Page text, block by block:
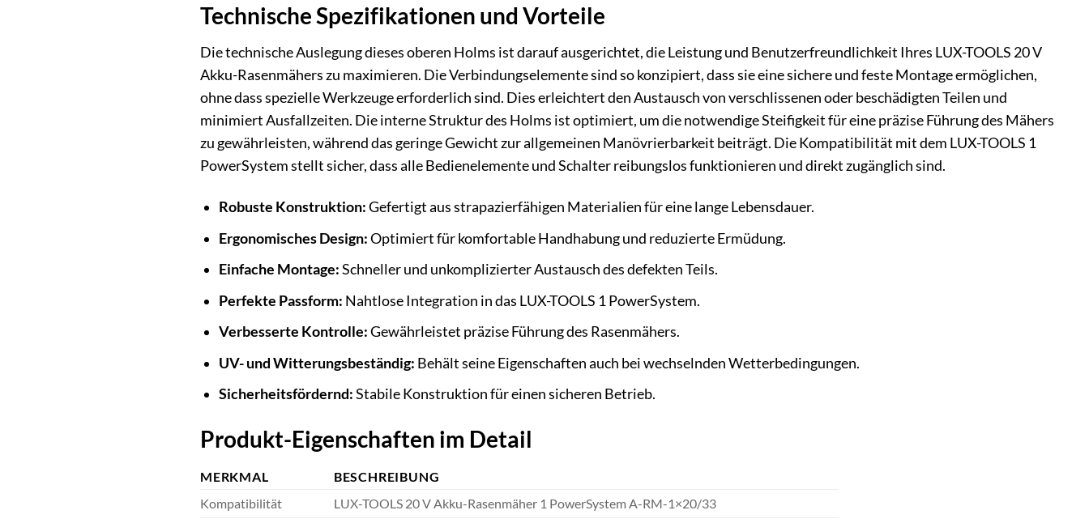
Technische Spezifikationen und Vorteile
Die technische Auslegung dieses oberen Holms ist darauf ausgerichtet, die Leistung und Benutzerfreundlichkeit Ihres LUX-TOOLS 20 V
Akku-Rasenmähers zu maximieren. Die Verbindungselemente sind so konzipiert, dass sie eine sichere und feste Montage ermöglichen,
ohne dass spezielle Werkzeuge erforderlich sind. Dies erleichtert den Austausch von verschlissenen oder beschädigten Teilen und
minimiert Ausfallzeiten. Die interne Struktur des Holms ist optimiert, um die notwendige Steifigkeit für eine präzise Führung des Mähers
zu gewährleisten, während das geringe Gewicht zur allgemeinen Manövrierbarkeit beiträgt. Die Kompatibilität mit dem LUX-TOOLS 1
PowerSystem stellt sicher, dass alle Bedienelemente und Schalter reibungslos funktionieren und direkt zugänglich sind.
Robuste Konstruktion:Gefertigt aus strapazierfähigen Materialien für eine lange Lebensdauer.
Ergonomisches Design:Optimiert für komfortable Handhabung und reduzierte Ermüdung.
Einfache Montage:Schneller und unkomplizierter Austausch des defekten Teils.
Perfekte Passform: Nahtlose Integration in das LUX-TOOLS 1 PowerSystem.
Verbesserte Kontrolle:Gewährleistet präzise Führung des Rasenmähers.
UV- und Witterungsbeständig: Behält seine Eigenschaften auch bei wechselnden Wetterbedingungen.
Sicherheitsfördernd:Stabile Konstruktion für einen sicheren Betrieb.
Produkt-Eigenschaften im Detail
MERKMAL
BESCHREIBUNG
Kompatibilität
LUX-TOOLS 20 V Akku-Rasenmäher 1 PowerSystem A-RM-1×20/33